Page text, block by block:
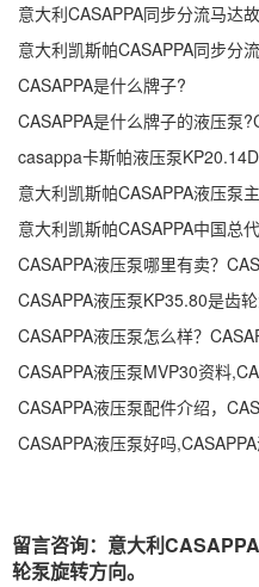
CASAPPA是什么牌子?
意大利凯斯帕CASAPPA液压泵
CASAPPA液压泵哪里有卖？
CASAPPA液压泵KP35.80是齿轮
CASAPPA液压泵怎么样？
CASAPPA液压泵好吗
留言咨询：意大利
轮泵旋转方向。